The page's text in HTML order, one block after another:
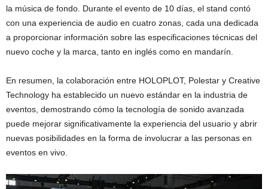
la música de fondo. Durante el evento de 10 días, el stand contó
con una experiencia de audio en cuatro zonas, cada una dedicada
a proporcionar información sobre las especificaciones técnicas del
nuevo coche y la marca, tanto en inglés como en mandarín.
En resumen, la colaboración entre HOLOPLOT, Polestar y Creative
Technology ha establecido un nuevo estándar en la industria de
eventos, demostrando cómo la tecnología de sonido avanzada
puede mejorar significativamente la experiencia del usuario y abrir
nuevas posibilidades en la forma de involucrar a las personas en
eventos en vivo.